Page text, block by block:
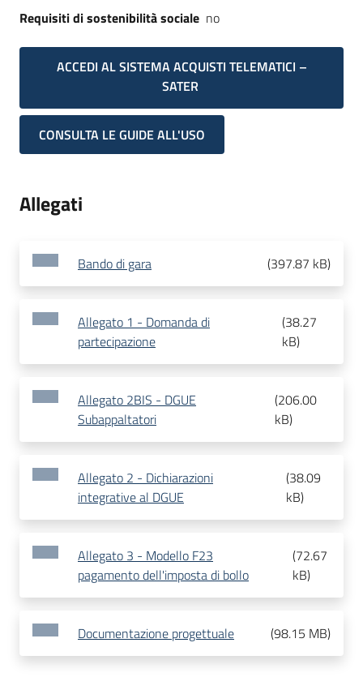
Requisiti di sostenibilità sociale no
ACCEDI AL SISTEMA ACQUISTI TELEMATICI –
SATER
CONSULTA LE GUIDE ALL'USO
Allegati
Bando di gara (397.87 kB)
Allegato 1 - Domanda di
partecipazione
(38.27
kB)
Allegato 2BIS - DGUE
Subappaltatori
(206.00
kB)
Allegato 2 - Dichiarazioni
integrative al DGUE
(38.09
kB)
Allegato 3 - Modello F23
pagamento dell'imposta di bollo
(72.67
kB)
Documentazione progettuale (98.15 MB)